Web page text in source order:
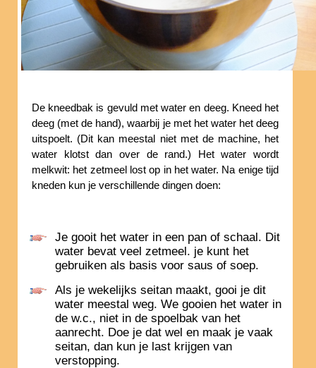
De kneedbak is gevuld met water en deeg. Kneed het
deeg (met de hand), waarbij je met het water het deeg
uitspoelt. (Dit kan meestal niet met de machine, het
water klotst dan over de rand.) Het water wordt
melkwit: het zetmeel lost op in het water. Na enige tijd
kneden kun je verschillende dingen doen:
Je gooit het water in een pan of schaal. Dit
water bevat veel zetmeel. je kunt het
gebruiken als basis voor saus of soep.
Als je wekelijks seitan maakt, gooi je dit
water meestal weg. We gooien het water in
de w.c., niet in de spoelbak van het
aanrecht. Doe je dat wel en maak je vaak
seitan, dan kun je last krijgen van
verstopping.